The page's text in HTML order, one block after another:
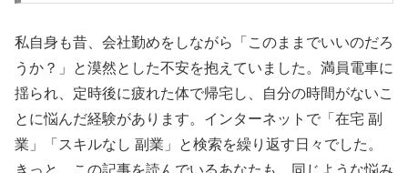
私自身も昔、会社勤めをしながら「このままでいいのだろ
うか？」と漠然とした不安を抱えていました。満員電車に
揺られ、定時後に疲れた体で帰宅し、自分の時間がないこ
とに悩んだ経験があります。インターネットで「在宅 副
業」「スキルなし 副業」と検索を繰り返す日々でした。
きっと、この記事を読んでいるあなたも、同じような悩み